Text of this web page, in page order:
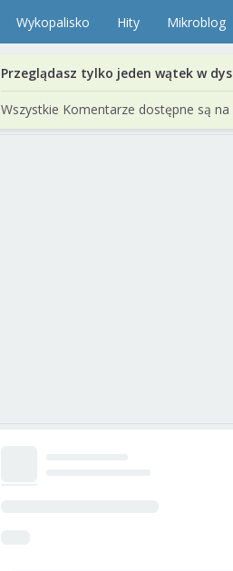
Wykopalisko Hity Mikroblog
Przeglądasz tylko jeden wątek w
Wszystkie Komentarze dostępne są na